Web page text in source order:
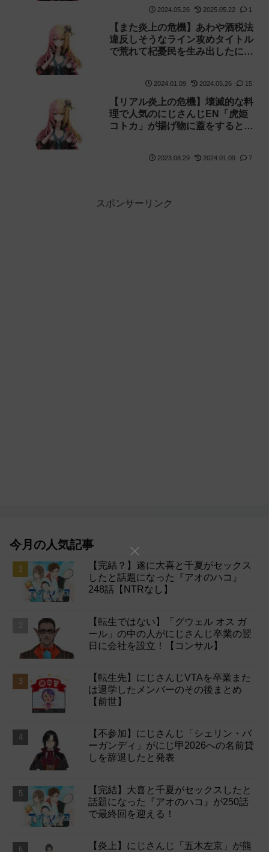
2024.05.26 2025.05.22 1
【また炎上の危機】あわや酒税法
違反しそうなライン攻めタイトル
で荒れて杞憂民を生み出したにじ
2024.01.09 2024.05.26 15
【リアル炎上の危機】壊滅的な料
理で人気のにじさんじEN「虎姫
コトカ」が揚げ物に蓋をするとい
2023.08.29 2024.01.09 7
スポンサーリンク
今月の人気記事
【完結？】遂に大喜と千夏がセックス
したと話題になった『アオのハコ』
248話【NTRなし】
【転生ではない】「グウェル オス ガ
ール」の中の人がにじさんじ卒業の翌
日に会社を設立！【コンサル】
【転生先】にじさんじVTAを卒業また
は退学したメンバーのその後まとめ
【前世】
【不参加】にじさんじ「シェリン・バ
ーガンディ」がにじ甲2026への名前貸
しを辞退したと発表
【完結】大喜と千夏がセックスしたと
話題になった『アオのハコ』が250話
で最終回を迎える！
【炎上】にじさんじ「五木左京」が熊